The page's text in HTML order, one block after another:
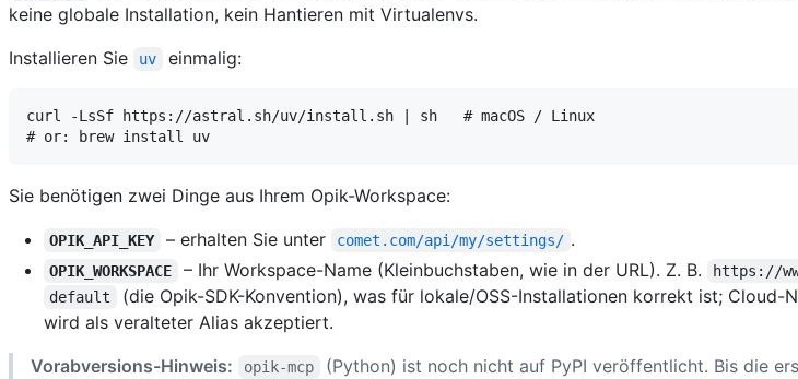
keine globale Installation, kein Hantieren mit Virtualenvs.
Installieren Sie
uv einmalig:
curl -LsSf https://astral.sh/uv/install.sh | sh   # macOS / Linux
Sie benötigen zwei Dinge aus Ihrem Opik-Workspace:
OPIK_API_KEY – erhalten Sie unter comet.com/api/my/settings/ .
OPIK_WORKSPACE – Ihr Workspace-Name (Kleinbuchstaben, wie in der URL). Z. B. https://
default (die Opik-SDK-Konvention), was für lokale/OSS-Installationen korrekt ist;
wird als veralteter Alias akzeptiert.
Vorabversions-Hinweis:
opik-mcp (Python) ist noch nicht auf PyPI veröffentlicht. Bis die